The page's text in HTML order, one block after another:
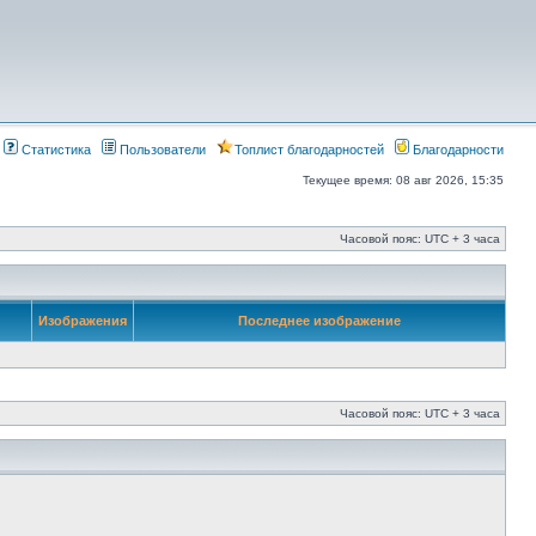
Статистика Пользователи Топлист благодарностей Благодарности
Текущее время: 08 авг 2026, 15:35
Часовой пояс: UTC + 3 часа
Изображения Последнее изображение
Часовой пояс: UTC + 3 часа